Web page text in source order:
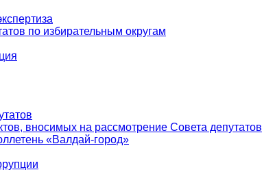
по избирательным округам
вносимых на рассмотрение Совета депутатов
«Валдай-город»